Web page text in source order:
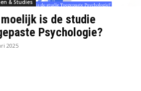
& Studies
is de studie
Psychologie?
2025